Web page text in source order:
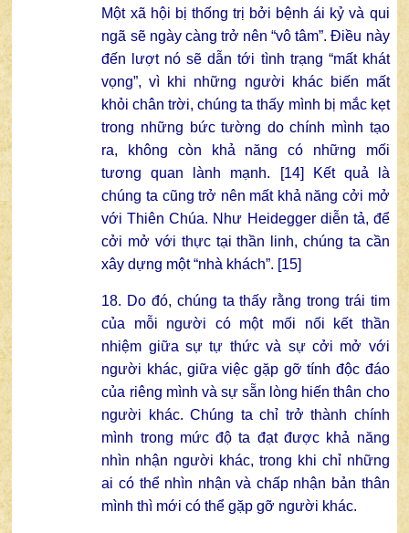
Một xã hội bị thống trị bởi bệnh ái kỷ và qui
ngã sẽ ngày càng trở nên “vô tâm”. Điều này
đến lượt nó sẽ dẫn tới tình trạng “mất khát
vọng”, vì khi những người khác biến mất
khỏi chân trời, chúng ta thấy mình bị mắc kẹt
trong những bức tường do chính mình tạo
ra, không còn khả năng có những mối
tương quan lành mạnh. [14] Kết quả là
chúng ta cũng trở nên mất khả năng cởi mở
với Thiên Chúa. Như Heidegger diễn tả, để
cởi mở với thực tại thần linh, chúng ta cần
xây dựng một “nhà khách”. [15]
18. Do đó, chúng ta thấy rằng trong trái tim
của mỗi người có một mối nối kết thần
nhiệm giữa sự tự thức và sự cởi mở với
người khác, giữa việc gặp gỡ tính độc đáo
của riêng mình và sự sẵn lòng hiến thân cho
người khác. Chúng ta chỉ trở thành chính
mình trong mức độ ta đạt được khả năng
nhìn nhận người khác, trong khi chỉ những
ai có thể nhìn nhận và chấp nhận bản thân
mình thì mới có thể gặp gỡ người khác.